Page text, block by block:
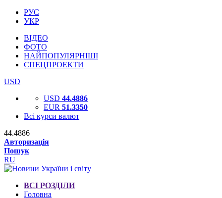
РУС
УКР
ВІДЕО
ФОТО
НАЙПОПУЛЯРНІШІ
СПЕЦПРОЕКТИ
USD
USD 44.4886
EUR 51.3350
Всі курси валют
44.4886
Авторизація
Пошук
RU
ВСІ РОЗДІЛИ
Головна